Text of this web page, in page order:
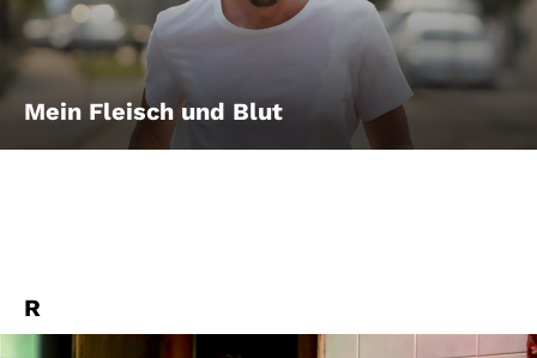
Mein Fleisch und Blut
R